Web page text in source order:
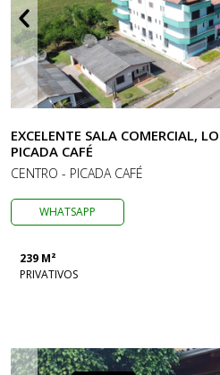
EXCELENTE SALA COMERCIAL,
PICADA CAFÉ
CENTRO - PICADA CAFÉ
WHATSAPP
239 M²
PRIVATIVOS